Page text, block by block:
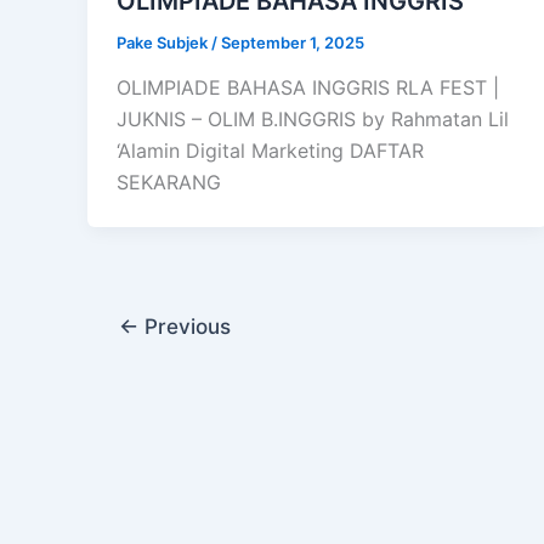
Pake Subjek /September 1, 2025
OLIMPIADE BAHASA INGGRIS RLA FEST |
JUKNIS – OLIM B.INGGRIS by Rahmatan Lil
‘Alamin Digital Marketing DAFTAR
SEKARANG
← Previous